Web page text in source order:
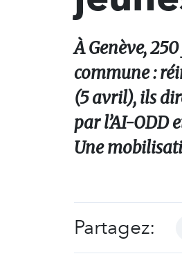
À Genève,
commune :
(5 avril), ils
par l’AI-ODD
Une
Partagez: